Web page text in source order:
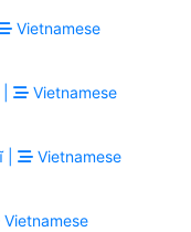
Vietnamese
Vietnamese
|
Vietnamese
Vietnamese